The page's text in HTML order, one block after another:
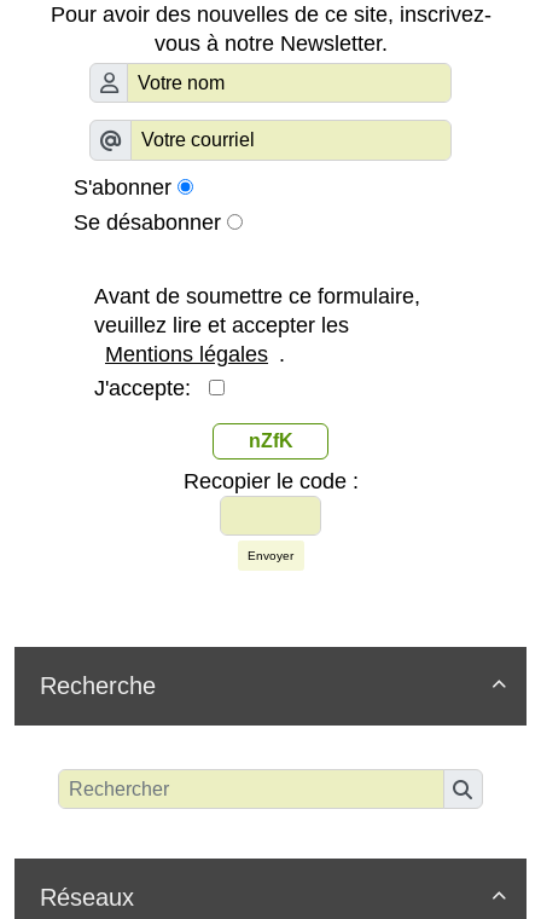
Pour avoir des nouvelles de ce site, inscrivez-
vous à notre Newsletter.
S'abonner
Se désabonner
Avant de soumettre ce formulaire,
veuillez lire et accepter les
Mentions légales .
J'accepte:
nZfK
Recopier le code :
Envoyer

Recherche

Réseaux